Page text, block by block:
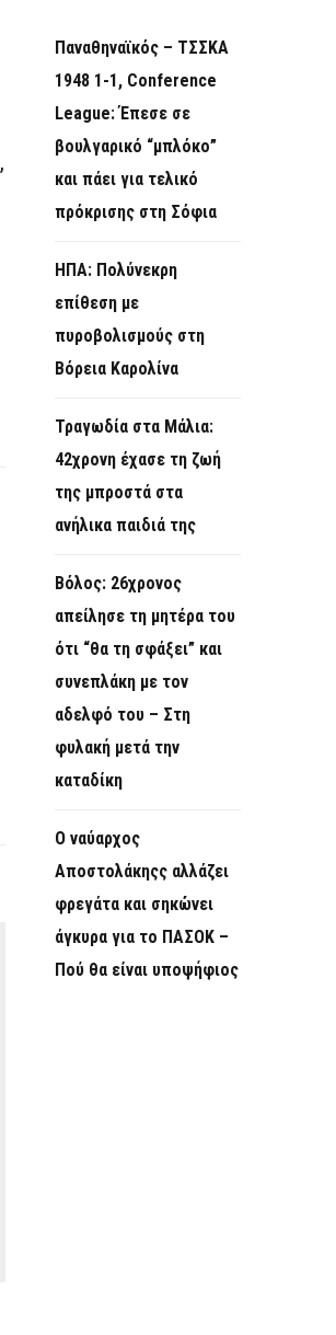
,
Παναθηναϊκός – ΤΣΣΚΑ
1948 1-1, Conference
League: Έπεσε σε
βουλγαρικό “μπλόκο”
και πάει για τελικό
πρόκρισης στη Σόφια
ΗΠΑ: Πολύνεκρη
επίθεση με
πυροβολισμούς στη
Βόρεια Καρολίνα
Τραγωδία στα Μάλια:
42χρονη έχασε τη ζωή
της μπροστά στα
ανήλικα παιδιά της
Βόλος: 26χρονος
απείλησε τη μητέρα του
ότι “θα τη σφάξει” και
συνεπλάκη με τον
αδελφό του – Στη
φυλακή μετά την
καταδίκη
Ο ναύαρχος
Αποστολάκηςς αλλάζει
φρεγάτα και σηκώνει
άγκυρα για το ΠΑΣΟΚ –
Πού θα είναι υποψήφιος